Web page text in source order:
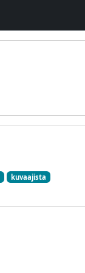
kuvaajista